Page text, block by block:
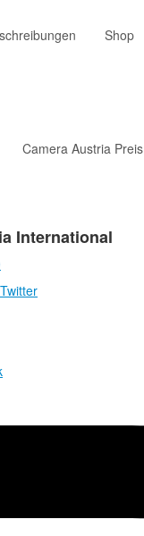
Shop
Camera Austria Preis
International
Twitter